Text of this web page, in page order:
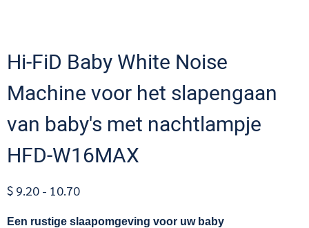
Hi-FiD Baby White Noise
Machine voor het slapengaan
van baby's met nachtlampje
HFD-W16MAX
$ 9.20 - 10.70
Een rustige slaapomgeving voor uw baby